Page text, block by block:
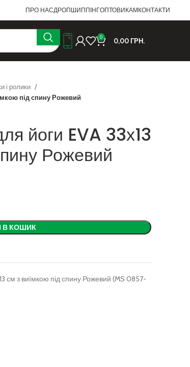
ПРО НАСДРОПШИППІНГОПТОВИКАМКОНТАКТИ
0 0,00ГРН.
і ролики
під спину Рожевий
йоги EVA 33х13
Рожевий
В КОШИК
см з виїмкою під спину Рожевий (MS 0857-